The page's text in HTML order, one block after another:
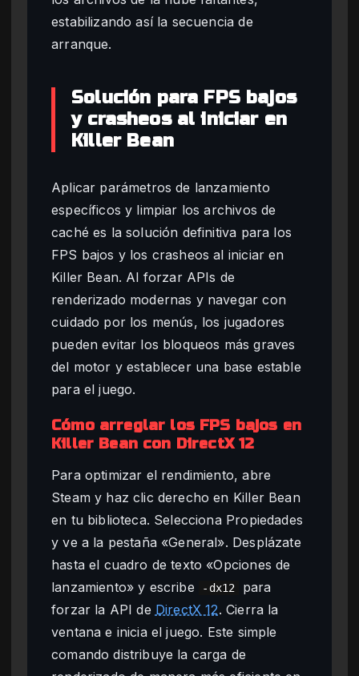
estabilizando así la secuencia de
arranque.
Solución para FPS bajos
y crasheos al iniciar en
Killer Bean
Aplicar parámetros de lanzamiento
específicos y limpiar los archivos de
caché es la solución definitiva para los
FPS bajos y los crasheos al iniciar en
Killer Bean. Al forzar APIs de
renderizado modernas y navegar con
cuidado por los menús, los jugadores
pueden evitar los bloqueos más graves
del motor y establecer una base estable
para el juego.
Cómo arreglar los FPS bajos en
Killer Bean con DirectX 12
Para optimizar el rendimiento, abre
Steam y haz clic derecho en Killer Bean
en tu biblioteca. Selecciona Propiedades
y ve a la pestaña «General». Desplázate
hasta el cuadro de texto «Opciones de
lanzamiento» y escribe
-dx12
para
forzar la API de DirectX 12. Cierra la
ventana e inicia el juego. Este simple
comando distribuye la carga de